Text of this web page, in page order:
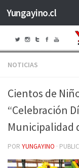
Saltar al contenido
Yungayino.cl
NOTICIAS
Cientos de
“Celebración
Municipalidad
POR YUNGAYINO ·